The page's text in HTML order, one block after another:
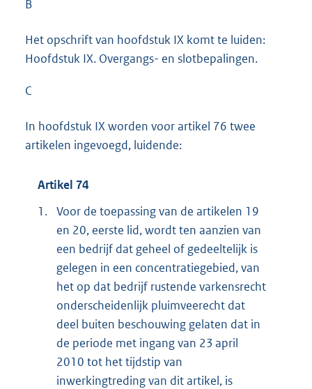
B
Het opschrift van hoofdstuk IX komt te luiden:
Hoofdstuk IX. Overgangs- en slotbepalingen.
C
In hoofdstuk IX worden voor artikel 76 twee
artikelen ingevoegd, luidende:
Artikel 74
1. Voor de toepassing van de artikelen 19
en 20, eerste lid, wordt ten aanzien van
een bedrijf dat geheel of gedeeltelijk is
gelegen in een concentratiegebied, van
het op dat bedrijf rustende varkensrecht
onderscheidenlijk pluimveerecht dat
deel buiten beschouwing gelaten dat in
de periode met ingang van 23 april
2010 tot het tijdstip van
inwerkingtreding van dit artikel, is